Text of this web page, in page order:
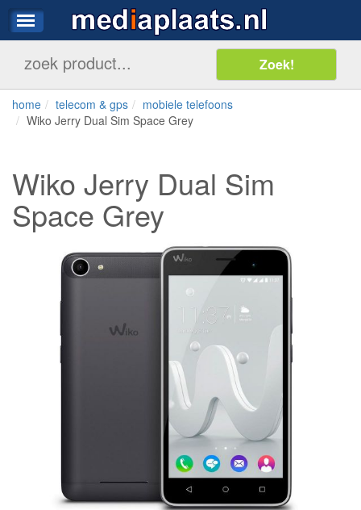
home telecom & gps
mobiele telefoons
Wiko Jerry Dual Sim Space Grey
Wiko Jerry Dual Sim
Space Grey